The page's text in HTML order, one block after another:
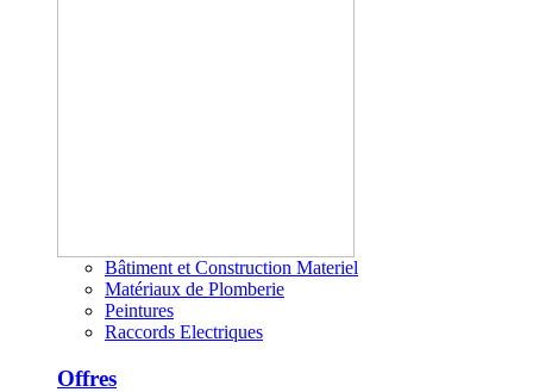
Bâtiment et Construction Materiel
Matériaux de Plomberie
Peintures
Raccords Electriques
Offres